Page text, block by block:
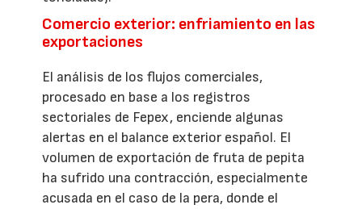
Comercio exterior: enfriamiento en las
exportaciones
El análisis de los flujos comerciales,
procesado en base a los registros
sectoriales de Fepex, enciende algunas
alertas en el balance exterior español. El
volumen de exportación de fruta de pepita
ha sufrido una contracción, especialmente
acusada en el caso de la pera, donde el